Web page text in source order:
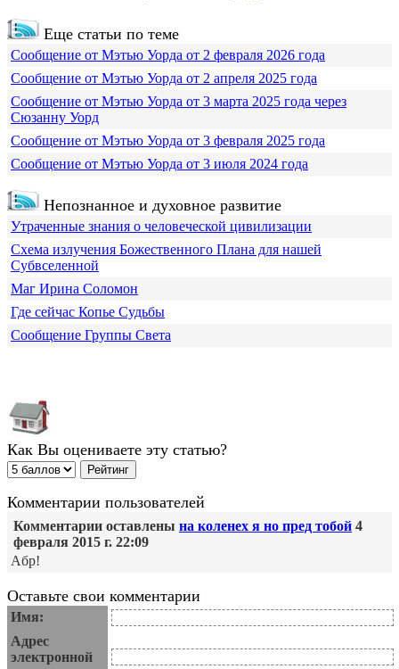
Еще статьи по теме
Сообщение от Мэтью Уорда от 2 февраля 2026 года
Сообщение от Мэтью Уорда от 2 апреля 2025 года
Сообщение от Мэтью Уорда от 3 марта 2025 года через
Сюзанну Уорд
Сообщение от Мэтью Уорда от 3 февраля 2025 года
Сообщение от Мэтью Уорда от 3 июля 2024 года
Непознанное и духовное развитие
Утраченные знания о человеческой цивилизации
Схема излучения Божественного Плана для нашей
Субвселенной
Маг Ирина Соломон
Где сейчас Копье Судьбы
Сообщение Группы Света
Как Вы оцениваете эту статью?
Комментарии пользователей
Комментарии оставлены на коленех я но пред тобой 4
февраля 2015 г. 22:09
Aбр!
Оставьте свои комментарии
Имя:
Адрес
электронной